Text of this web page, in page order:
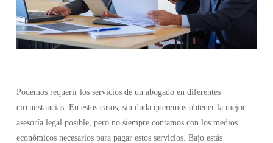
Podemos requerir los servicios de un abogado en diferentes
circunstancias. En estos casos, sin duda queremos obtener la mejor
asesoría legal posible, pero no siempre contamos con los medios
económicos necesarios para pagar estos servicios. Bajo estás